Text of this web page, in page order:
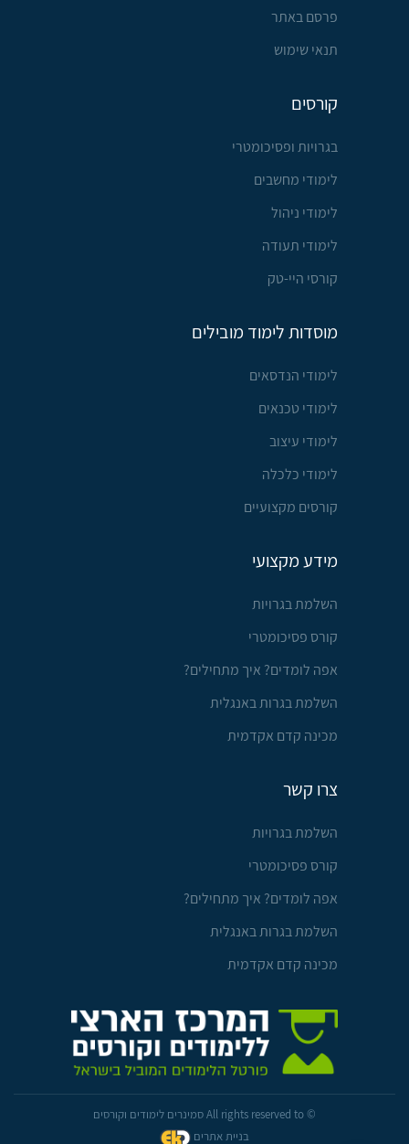
פרסם באתר
תנאי שימוש
קורסים
בגרויות ופסיכומטרי
לימודי מחשבים
לימודי ניהול
לימודי תעודה
קורסי היי-טק
מוסדות לימוד מובילים
לימודי הנדסאים
לימודי טכנאים
לימודי עיצוב
לימודי כלכלה
קורסים מקצועיים
מידע מקצועי
השלמת בגרויות
קורס פסיכומטרי
אפה לומדים? איך מתחילים?
השלמת בגרות באנגלית
מכינה קדם אקדמית
צרו קשר
השלמת בגרויות
קורס פסיכומטרי
אפה לומדים? איך מתחילים?
השלמת בגרות באנגלית
מכינה קדם אקדמית
© All rights reserved to סמינרים לימודים וקורסים
בניית אתרים